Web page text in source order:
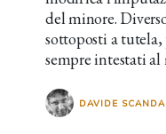
del minore.
sottoposti a
sempre intestati al
DAVIDE